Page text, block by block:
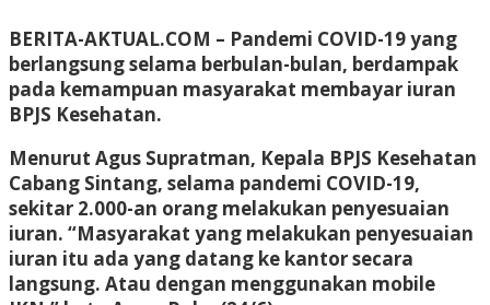
BERITA-AKTUAL.COM – Pandemi COVID-19 yang
berlangsung selama berbulan-bulan, berdampak
pada kemampuan masyarakat membayar iuran
BPJS Kesehatan.
Menurut Agus Supratman, Kepala BPJS Kesehatan
Cabang Sintang, selama pandemi COVID-19,
sekitar 2.000-an orang melakukan penyesuaian
iuran. “Masyarakat yang melakukan penyesuaian
iuran itu ada yang datang ke kantor secara
langsung. Atau dengan menggunakan mobile